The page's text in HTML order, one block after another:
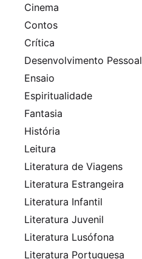
Cinema
Contos
Crítica
Desenvolvimento Pessoal
Ensaio
Espiritualidade
Fantasia
História
Leitura
Literatura de Viagens
Literatura Estrangeira
Literatura Infantil
Literatura Juvenil
Literatura Lusófona
Literatura Portuguesa